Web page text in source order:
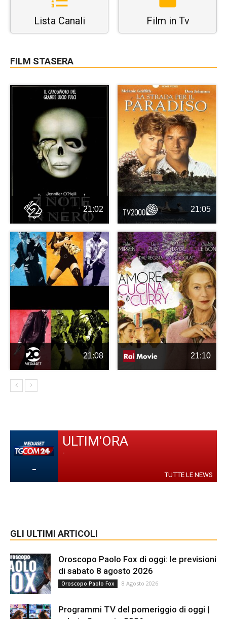
Lista Canali Film in Tv
FILM STASERA
21:02 21:05
21:08 21:10
-
ULTIM'ORA
-
TUTTE LE NEWS
GLI ULTIMI ARTICOLI
Oroscopo Paolo Fox di oggi: le previsioni
di sabato 8 agosto 2026
Oroscopo Paolo Fox 8 Agosto 2026
Programmi TV del pomeriggio di oggi |